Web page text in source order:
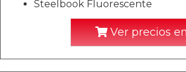
Steelbook Fluorescente
Ver precios